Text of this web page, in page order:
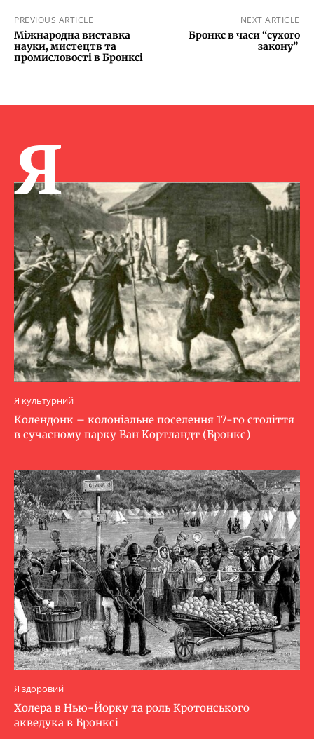
PREVIOUS ARTICLE
Міжнародна виставка
науки, мистецтв та
промисловості в Бронксі
NEXT ARTICLE
Бронкс в часи “сухого
закону”
Я
Я культурний
Колендонк – колоніальне поселення 17-го століття
в сучасному парку Ван Кортландт (Бронкс)
Я здоровий
Холера в Нью-Йорку та роль Кротонського
акведука в Бронксі